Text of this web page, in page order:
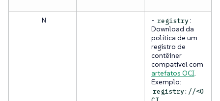
N - registry:
Download da
política de um
registro de
contêiner
compatível com
artefatos OCI.
Exemplo:
registry://<O